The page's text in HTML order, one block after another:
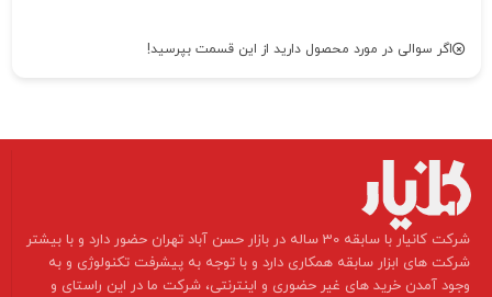
اگر سوالی در مورد محصول دارید از این قسمت بپرسید!
​شرکت کانیار با سابقه 30 ساله در بازار حسن آباد تهران حضور دارد و با بیشتر
شرکت های ابزار سابقه همکاری دارد و با توجه به پیشرفت تکنولوژی و به
وجود آمدن خرید های غیر حضوری و اینترنتی، شرکت ما در این راستای و